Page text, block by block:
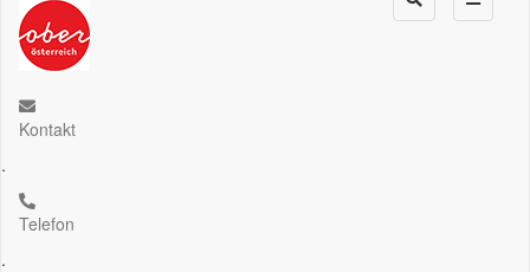
Kontakt
.
Telefon
.